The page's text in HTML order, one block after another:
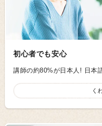
初心者でも安心
講師の約80%が日本人! 日本
く